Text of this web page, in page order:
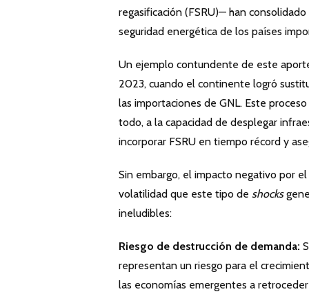
regasificación (FSRU)— han
seguridad energética de los países
Un ejemplo contundente de este
2023, cuando el continente logró
las importaciones de GNL. Este
todo, a la capacidad de desplegar
incorporar FSRU en tiempo récord y
Sin embargo, el impacto negativo por
volatilidad que este tipo de shocks
ineludibles:
Riesgo de destrucción de demanda:
representan un riesgo para el
las economías emergentes a